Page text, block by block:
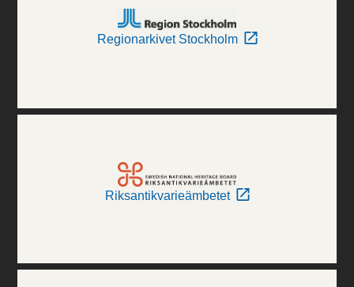
Regionarkivet Stockholm
Riksantikvarieämbetet